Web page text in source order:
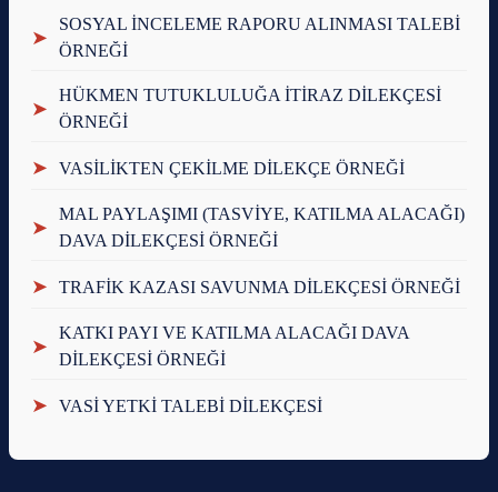
➤
SOSYAL İNCELEME RAPORU ALINMASI TALEBİ
ÖRNEĞİ
➤
HÜKMEN TUTUKLULUĞA İTİRAZ DİLEKÇESİ
ÖRNEĞİ
➤ VASİLİKTEN ÇEKİLME DİLEKÇE ÖRNEĞİ
➤
MAL PAYLAŞIMI (TASVİYE, KATILMA ALACAĞI)
DAVA DİLEKÇESİ ÖRNEĞİ
➤ TRAFİK KAZASI SAVUNMA DİLEKÇESİ ÖRNEĞİ
➤
KATKI PAYI VE KATILMA ALACAĞI DAVA
DİLEKÇESİ ÖRNEĞİ
➤ VASİ YETKİ TALEBİ DİLEKÇESİ